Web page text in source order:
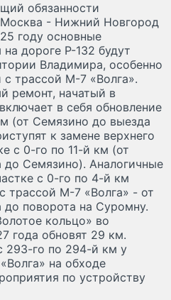
обязанности
- Нижний Новгород
году основные
дороге Р-132 будут
Владимира, особенно
трассой М-7 «Волга».
ремонт, начатый в
в себя обновление
(от Семязино до выезда
к замене верхнего
с 0-го по 11-й км (от
до Семязино). Аналогичные
с 0-го по 4-й км
трассой М-7 «Волга» - от
до поворота на Суромну.
кольцо» во
года обновят 29 км.
293-го по 294-й км у
на обходе
по устройству